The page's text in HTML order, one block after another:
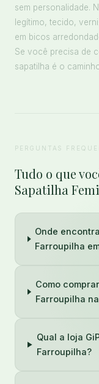
sem personalidade.
legítimo, tecido,
em bicos
Se você precisa de
sapatilha é o
PERGUNTAS
Tudo o que
Sapatilha
Onde
Farroupilha
Como
Farroupilha
Qual a loja
Farroupilha?